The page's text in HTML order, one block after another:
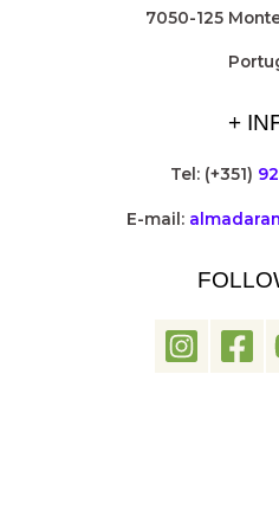
7050-125
+
Tel: (+351)
E-mail: